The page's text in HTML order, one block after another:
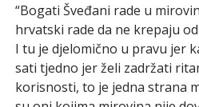
“Bogati Šveđani rade u
hrvatski rade da ne krepaju
I tu je djelomično u pravu jer
sati tjedno jer želi zadržati
korisnosti, to je jedna strana